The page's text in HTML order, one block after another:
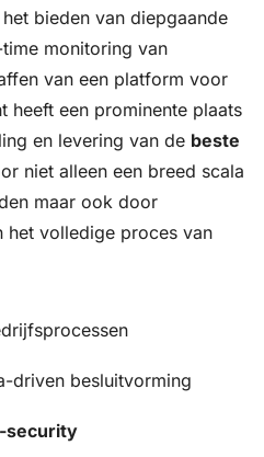
bieden van diepgaande
monitoring van
van een platform voor
heeft een prominente plaats
en levering van de beste
niet alleen een breed scala
maar ook door
het volledige proces van
driven besluitvorming
security